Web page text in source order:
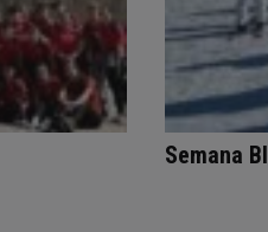
Semana